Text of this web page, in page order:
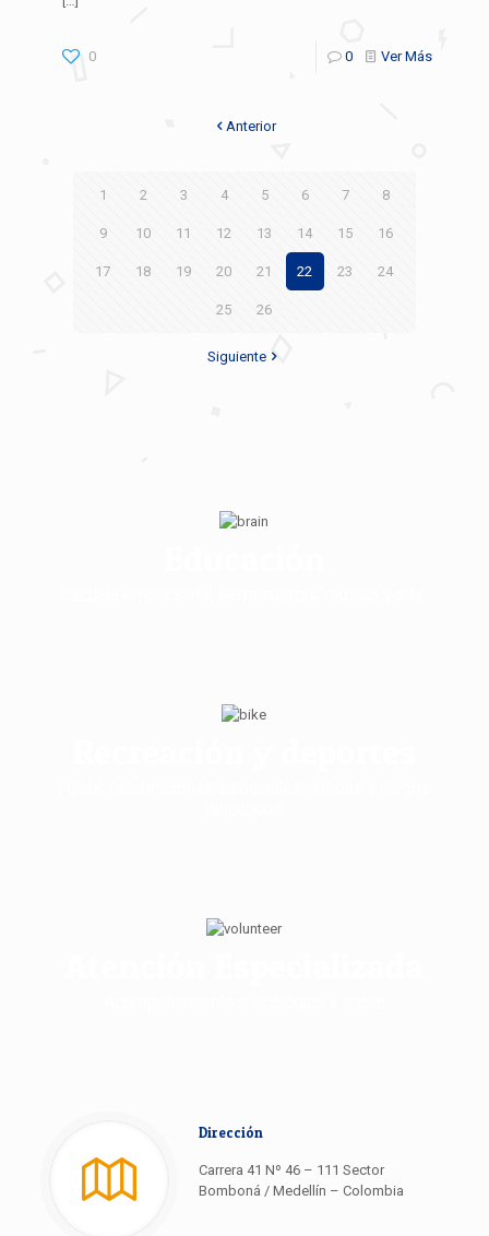
0 0 Ver Más
Anterior
1 2 3 4 5 6 7 8
9 10 11 12 13 14 15 16
17 18 19 20 21 22 23 24
25 26
Siguiente
Dirección
Carrera 41 Nº 46 – 111 Sector
Bomboná / Medellín – Colombia